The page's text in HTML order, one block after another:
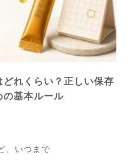
れくらい？正しい保存
の基本ルール
、いつまで